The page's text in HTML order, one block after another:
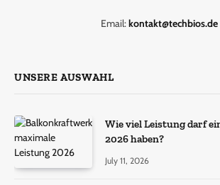
Email: kontakt@techbios.de
UNSERE AUSWAHL
Wie viel Leistung darf
2026 haben?
July 11, 2026